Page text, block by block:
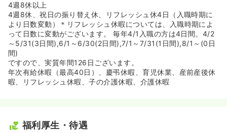
4週8休以上
4週8休、祝日の振り替え休、リフレッシュ休4日（入職時期に
より日数変動）＊リフレッシュ休暇については、入職時期によ
って日数に変動がございます。 毎年4/1入職の方は4日間。4/2
～5/31(3日間),6/1～6/30(2日間),7/1～7/31(1日間),8/1～(0日
間)
ですので、実質年間126日ございます。
年次有給休暇（最高40日）、慶弔休暇、育児休業、産前産後休
暇、リフレッシュ休暇、子の介護休暇、介護休暇
福利厚生・待遇